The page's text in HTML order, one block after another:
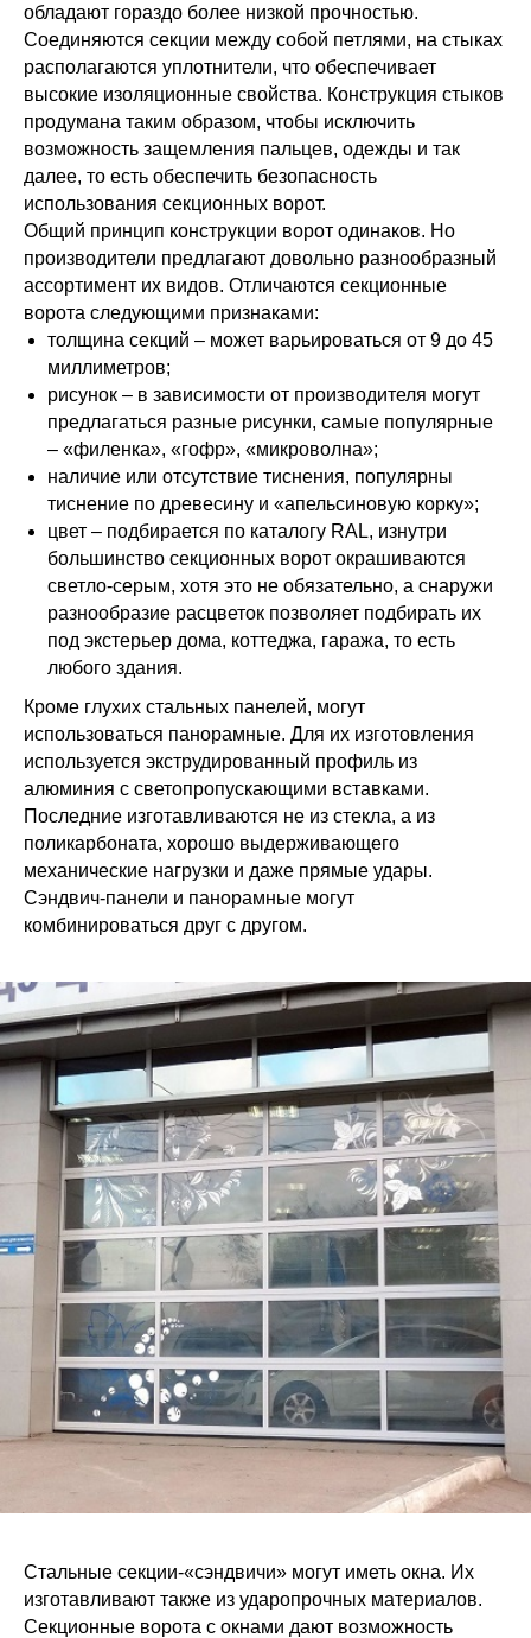
обладают гораздо более низкой прочностью.
Соединяются секции между собой петлями, на стыках
располагаются уплотнители, что обеспечивает
высокие изоляционные свойства. Конструкция стыков
продумана таким образом, чтобы исключить
возможность защемления пальцев, одежды и так
далее, то есть обеспечить безопасность
использования секционных ворот.
Общий принцип конструкции ворот одинаков. Но
производители предлагают довольно разнообразный
ассортимент их видов. Отличаются секционные
ворота следующими признаками:
толщина секций – может варьироваться от 9 до 45
миллиметров;
рисунок – в зависимости от производителя могут
предлагаться разные рисунки, самые популярные
– «филенка», «гофр», «микроволна»;
наличие или отсутствие тиснения, популярны
тиснение по древесину и «апельсиновую корку»;
цвет – подбирается по каталогу RAL, изнутри
большинство секционных ворот окрашиваются
светло-серым, хотя это не обязательно, а снаружи
разнообразие расцветок позволяет подбирать их
под экстерьер дома, коттеджа, гаража, то есть
любого здания.
Кроме глухих стальных панелей, могут
использоваться панорамные. Для их изготовления
используется экструдированный профиль из
алюминия с светопропускающими вставками.
Последние изготавливаются не из стекла, а из
поликарбоната, хорошо выдерживающего
механические нагрузки и даже прямые удары.
Сэндвич-панели и панорамные могут
комбинироваться друг с другом.
Стальные секции-«сэндвичи» могут иметь окна. Их
изготавливают также из ударопрочных материалов.
Секционные ворота с окнами дают возможность